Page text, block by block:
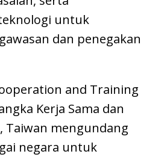
untuk
dan penegakan
and Training
Kerja Sama dan
Taiwan mengundang
negara untuk